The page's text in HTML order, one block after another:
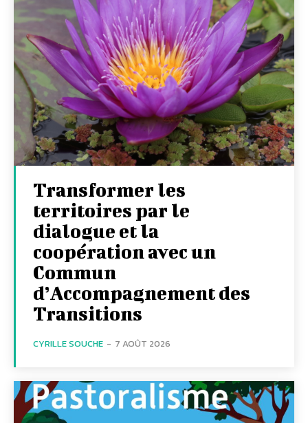
Transformer les
territoires par le
dialogue et la
coopération avec un
Commun
d’Accompagnement des
Transitions
CYRILLE SOUCHE - 7 AOÛT 2026